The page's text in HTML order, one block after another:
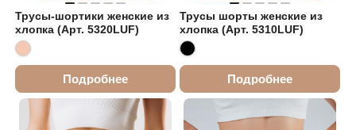
Трусы-шортики женские из
хлопка (Арт. 5320LUF)
Подробнее
Трусы шорты женские из
хлопка (Арт. 5310LUF)
Подробнее